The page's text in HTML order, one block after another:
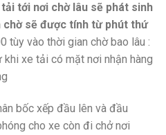
tới nơi chờ lâu sẽ phát sinh
sẽ được tính từ phút thứ
tùy vào thời gian chờ bao lâu :
xe tải có mặt nơi nhận hàng
bốc xếp đầu lên và đầu
cho xe còn đi chở nơi